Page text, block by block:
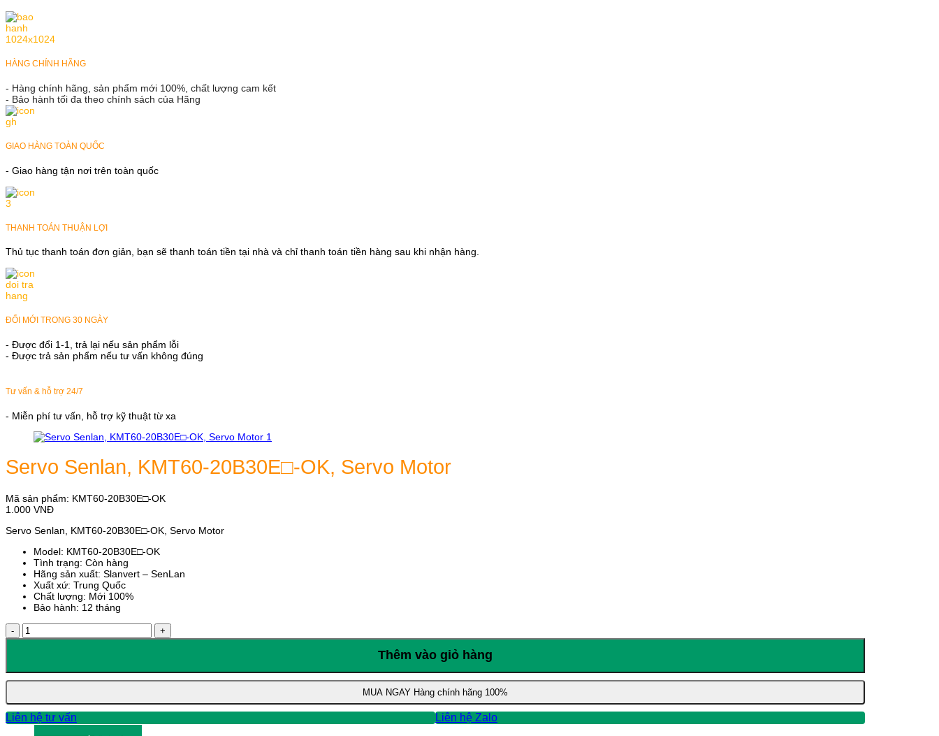
HÀNG CHÍNH HÃNG
- Hàng chính hãng, sản phẩm mới 100%, chất lượng cam kết
- Bảo hành tối đa theo chính sách của Hãng
GIAO HÀNG TOÀN QUỐC
- Giao hàng tận nơi trên toàn quốc
THANH TOÁN THUẬN LỢI
Thủ tục thanh toán đơn giản, bạn sẽ thanh toán tiền tại nhà và chỉ thanh toán tiền hàng sau khi nhận hàng.
ĐỔI MỚI TRONG 30 NGÀY
- Được đổi 1-1, trả lại nếu sản phẩm lỗi
- Được trả sản phẩm nếu tư vấn không đúng
Tư vấn & hỗ trợ 24/7
- Miễn phí tư vấn, hỗ trợ kỹ thuật từ xa
Servo Senlan, KMT60-20B30E□-OK, Servo Motor
Mã sản phẩm: KMT60-20B30E□-OK
1.000 VNĐ
Servo Senlan, KMT60-20B30E□-OK, Servo Motor
Model: KMT60-20B30E□-OK
Tình trạng: Còn hàng
Hãng sản xuất: Slanvert – SenLan
Xuất xứ: Trung Quốc
Chất lượng: Mới 100%
Bảo hành: 12 tháng
Servo
Senlan,
OK,
Servo
số
lượng
Thêm vào giỏ hàng
MUA NGAY Hàng chính hãng 100%
Liên hệ tư vấn Liên hệ Zalo